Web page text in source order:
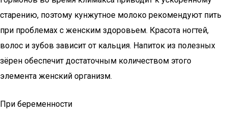
старению, поэтому кунжутное молоко рекомендуют пить
при проблемах с женским здоровьем. Красота ногтей,
волос и зубов зависит от кальция. Напиток из полезных
зёрен обеспечит достаточным количеством этого
элемента женский организм.
При беременности